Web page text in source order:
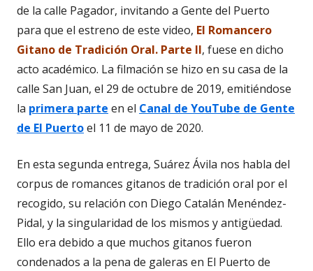
de la calle Pagador, invitando a Gente del Puerto
para que el estreno de este video, El Romancero
Gitano de Tradición Oral. Parte II, fuese en dicho
acto académico. La filmación se hizo en su casa de la
calle San Juan, el 29 de octubre de 2019, emitiéndose
la primera parte en el Canal de YouTube de Gente
de El Puertoel 11 de mayo de 2020.
En esta segunda entrega, Suárez Ávila nos habla del
corpus de romances gitanos de tradición oral por el
recogido, su relación con Diego Catalán Menéndez-
Pidal, y la singularidad de los mismos y antigüedad.
Ello era debido a que muchos gitanos fueron
condenados a la pena de galeras en El Puerto de